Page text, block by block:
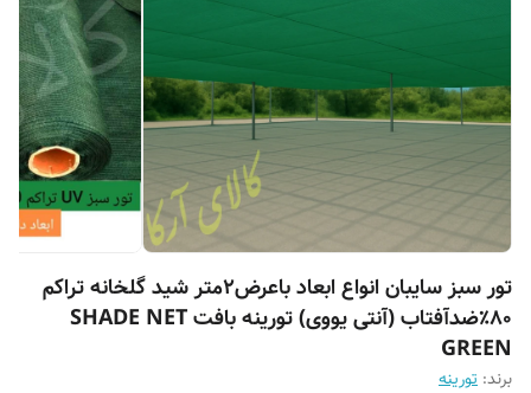
تور سبز سایبان انواع ابعاد باعرض2متر شید گلخانه تراکم
۸۰٪ضدآفتاب (آنتی یووی) تورینه بافت SHADE NET
GREEN
برند: تورینه